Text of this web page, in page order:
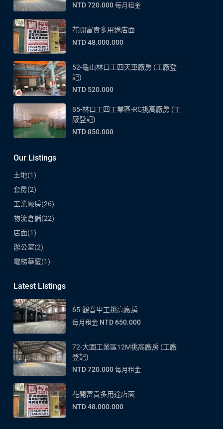
NTD 720.000 每月租金
花開富貴多用途店面
NTD 48.000.000
52-龜山林口工四天車廠房 (工廠登
記)
NTD 520.000
85-林口工四工業區-RC挑高廠房 (工
廠登記)
NTD 850.000
Our Listings
土地(1)
套房(2)
工業廠房(26)
物流倉儲(22)
店面(1)
辦公室(2)
電梯華廈(1)
Latest Listings
65-觀音甲工挑高廠房
每月租金 NTD 650.000
72-大園工業區12M挑高廠房 (工廠
登記)
NTD 720.000 每月租金
花開富貴多用途店面
NTD 48.000.000